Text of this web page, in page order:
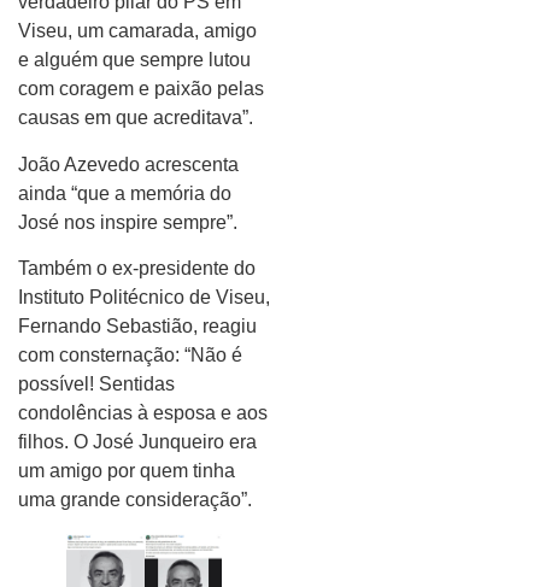
Viseu, um camarada, amigo
e alguém que sempre lutou
com coragem e paixão pelas
causas em que acreditava”.
João Azevedo acrescenta
ainda “que a memória do
José nos inspire sempre”.
Também o ex-presidente do
Instituto Politécnico de Viseu,
Fernando Sebastião, reagiu
com consternação: “Não é
possível! Sentidas
condolências à esposa e aos
filhos. O José Junqueiro era
um amigo por quem tinha
uma grande consideração”.